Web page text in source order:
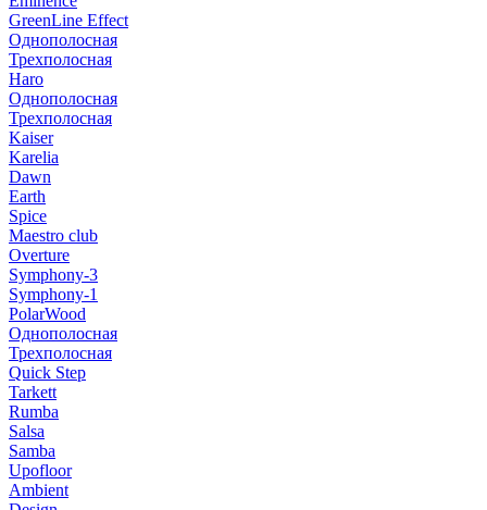
GreenLine Effect
Однополосная
Трехполосная
Haro
Однополосная
Трехполосная
Kaiser
Karelia
Dawn
Earth
Spice
Maestro club
Overture
Symphony-3
Symphony-1
PolarWood
Однополосная
Трехполосная
Quick Step
Tarkett
Rumba
Salsa
Samba
Upofloor
Ambient